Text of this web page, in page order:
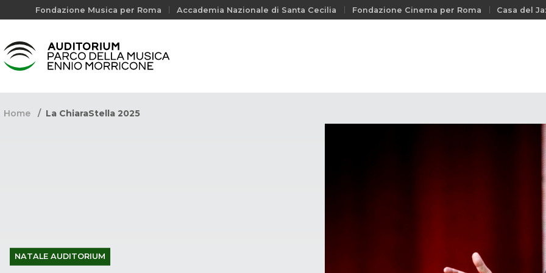
Fondazione Musica per Roma Accademia Nazionale di Santa Cecilia Fondazione Cinema per Roma Casa del
Home La ChiaraStella 2025
NATALE AUDITORIUM